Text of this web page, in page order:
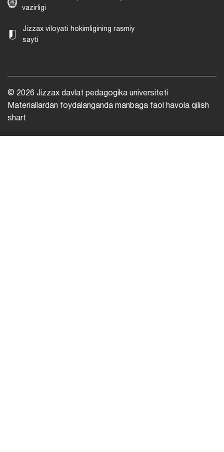
vazirligi
Jizzax viloyati hokimligining rasmiy
sayti
© 2026 Jizzax davlat pedagogika universiteti
Materiallardan foydalanganda manbaga faol havola qilish
shart